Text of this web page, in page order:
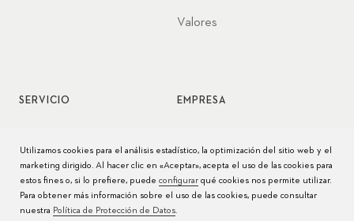
Valores
SERVICIO
Cuidado del reloj
Manuales
EMPRESA
Prensa
Utilizamos cookies para el análisis estadístico, la optimización del sitio web y el
marketing dirigido. Al hacer clic en «Aceptar», acepta el uso de las cookies para
estos fines o, si lo prefiere, puede configurarqué cookies nos permite utilizar.
Para obtener más información sobre el uso de las cookies, puede consultar
nuestra Política de Protección de Datos.